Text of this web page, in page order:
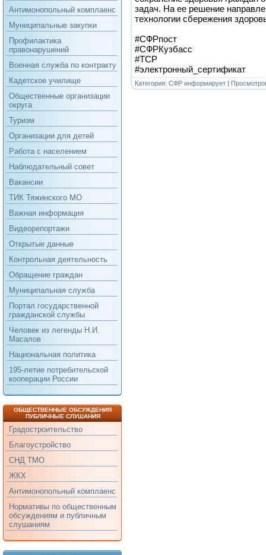
Антимонопольный комплаенс
Муниципальные закупки
Профилактика
правонарушений
Военная служба по контракту
Кадетское училище
Общественные организации
округа
Туризм
Организации для детей
Работа с населением
Наблюдательный совет
Вакансии
ТИК Тяжинского МО
Важная информация
Видеорепортажи
Открытые данные
Контрольная деятельность
Обращение граждан
Муниципальная служба
Портал государственной
гражданской службы
Человек из легенды Н.И.
Масалов
Национальная политика
195-летие потребительской
кооперации России
ОБЩЕСТВЕННЫЕ ОБСУЖДЕНИЯ
ПУБЛИЧНЫЕ СЛУШАНИЯ
Градостроительство
Благоустройство
СНД ТМО
ЖКХ
Антимонопольный комплаенс
Нормативы по общественным
обсуждениям и публичным
слушаниям
задач. На ее решение
технологии сбережения
#СФРпост
#СФРКузбасс
#ТСР
#электронный_сертификат
Категория: СФР информирует |